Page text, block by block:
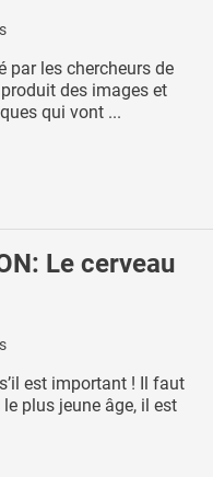
par les chercheurs de
des images et
qui vont ...
Le cerveau
est important ! Il faut
plus jeune âge, il est